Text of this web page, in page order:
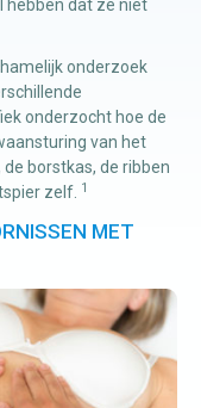
hebben dat ze niet
onderzoek
onderzocht hoe de
van het
borstkas, de ribben
zelf. 1
MET